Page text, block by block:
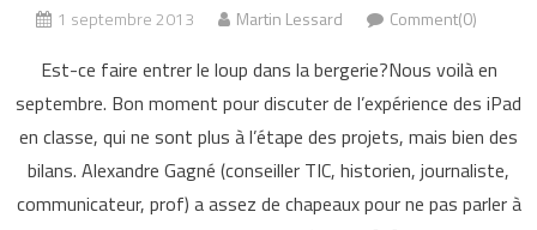
1 septembre 2013 Martin Lessard Comment(0)
Est-ce faire entrer le loup dans la bergerie?Nous voilà en
septembre. Bon moment pour discuter de l’expérience des iPad
en classe, qui ne sont plus à l’étape des projets, mais bien des
bilans. Alexandre Gagné (conseiller TIC, historien, journaliste,
communicateur, prof) a assez de chapeaux pour ne pas parler à